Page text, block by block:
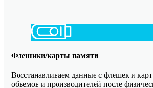
Флешики/карты памяти
Восстанавливаем данные с флешек и
объемов и производителей после